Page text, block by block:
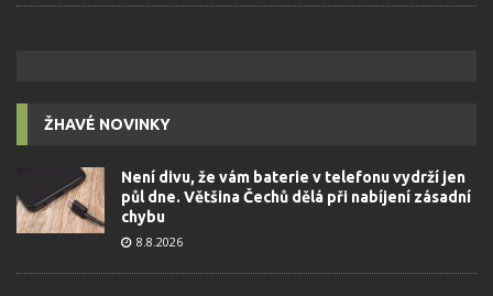
ŽHAVÉ NOVINKY
Není divu, že vám baterie v telefonu vydrží jen
půl dne. Většina Čechů dělá při nabíjení zásadní
chybu
8.8.2026